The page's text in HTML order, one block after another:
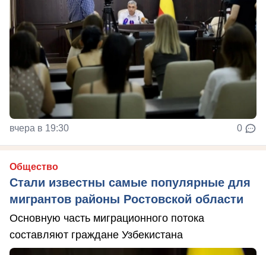
вчера в 19:30 0
Общество
Стали известны самые популярные для
мигрантов районы Ростовской области
Основную часть миграционного потока
составляют граждане Узбекистана